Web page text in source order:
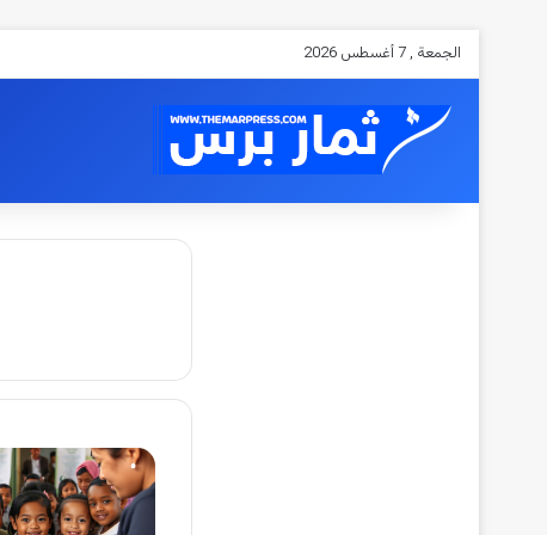
الجمعة , 7 أغسطس 2026